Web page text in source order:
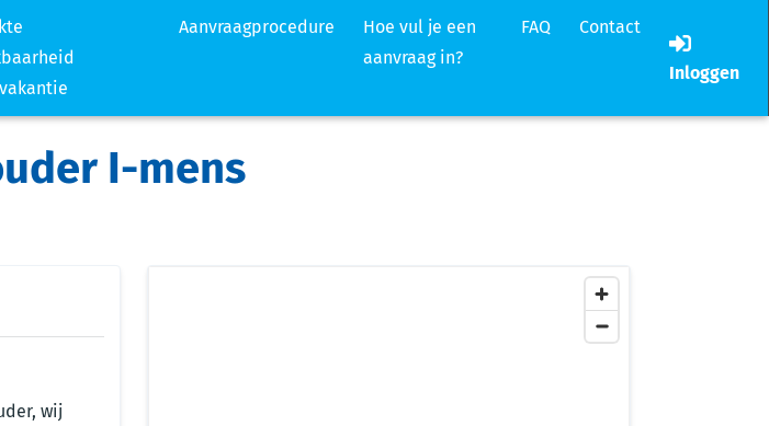
Aanvraagprocedure
Hoe vul je een
aanvraag in?
FAQ Contact
Inloggen
I-mens
wij